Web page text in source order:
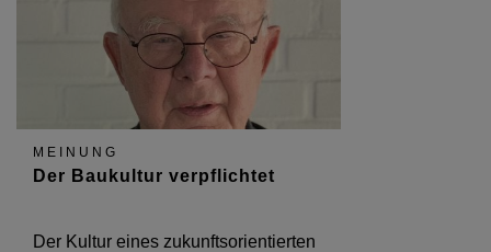
MEINUNG
Der Baukultur verpflichtet
Der Kultur eines zukunftsorientierten